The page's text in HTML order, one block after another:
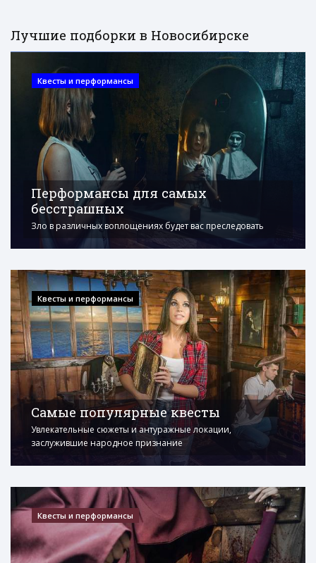
Лучшие подборки в Новосибирске
Квесты и перформансы
Перформансы для самых
бесстрашных
Зло в различных воплощениях будет вас преследовать
Квесты и перформансы
Самые популярные квесты
Увлекательные сюжеты и антуражные локации,
заслужившие народное признание
Квесты и перформансы